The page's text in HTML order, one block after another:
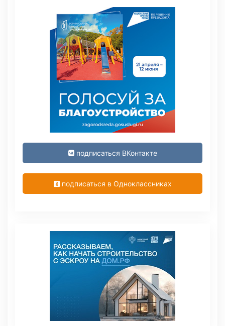
подписаться ВКонтакте
подписаться в Одноклассниках